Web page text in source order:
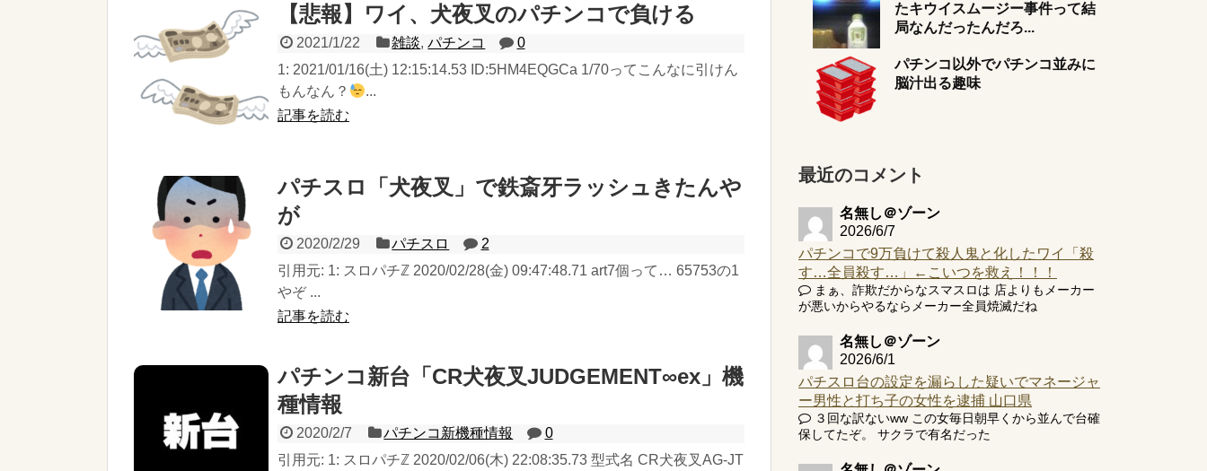
【悲報】ワイ、犬夜叉のパチンコで負ける
2021/1/22 雑談,パチンコ
0
1: 2021/01/16(土) 12:15:14.53 ID:5HM4EQGCa 1/70ってこんなに引けん
もんなん？
...
記事を読む
パチスロ「犬夜叉」で鉄斎牙ラッシュきたんや
が
2020/2/29 パチスロ
2
引用元: 1: スロパチℤ 2020/02/28(金) 09:47:48.71 art7個って… 65753の1
やぞ ...
記事を読む
パチンコ新台「CR犬夜叉JUDGEMENT∞ex」機
種情報
2020/2/7 パチンコ新機種情報
0
引用元: 1: スロパチℤ 2020/02/06(木) 22:08:35.73 型式名 CR犬夜叉AG-JT
たキウイスムージー事件って結
局なんだったんだろ...
パチンコ以外でパチンコ並みに
脳汁出る趣味
最近のコメント
名無し＠ゾーン
2026/6/7
パチンコで9万負けて殺人鬼と化したワイ「殺
す…全員殺す…」←こいつを救え！！！
まぁ、詐欺だからなスマスロは 店よりもメーカー
が悪いからやるならメーカー全員焼滅だね
名無し＠ゾーン
2026/6/1
パチスロ台の設定を漏らした疑いでマネージャ
ー男性と打ち子の女性を逮捕 山口県
３回な訳ないww この女毎日朝早くから並んで台確
保してたぞ。 サクラで有名だった